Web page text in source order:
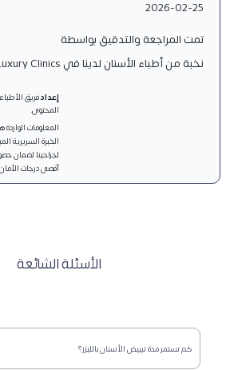
2026-02-25
تمت المراجعة والتدقيق بواسطة
نخبة من أطباء الأسنان لدينا في Turkey Luxury Clinics
إعدادفريق
المحتوى.
المعلومات
الخبرة السريرية
لجراحينا لضمان
أقصى درجات
الأسئلة الشائعة
كم تستمر مدة تبييض الأسنان بالليزر؟